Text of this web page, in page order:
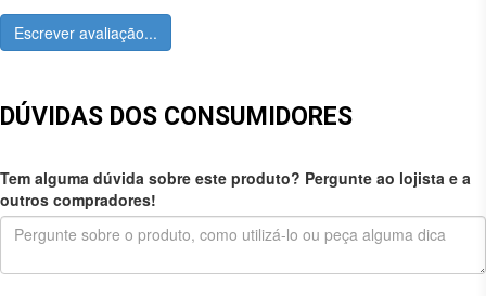
Escrever avaliação...
DÚVIDAS DOS CONSUMIDORES
Tem alguma dúvida sobre este produto? Pergunte ao lojista e a
outros compradores!